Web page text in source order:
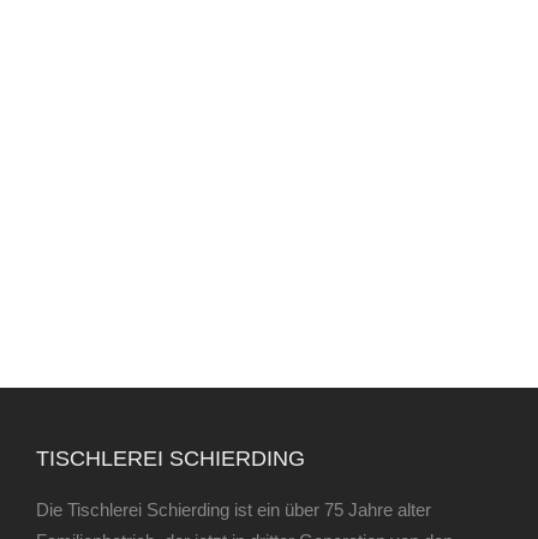
TISCHLEREI SCHIERDING
Die Tischlerei Schierding ist ein über 75 Jahre alter